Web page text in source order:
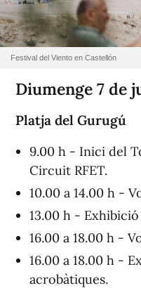
Festival del Viento en Castellón
Diumenge 7 de
Platja del Gurugú
9.00 h - Inici del
Circuit RFET.
10.00 a 14.00 h -
13.00 h -
16.00 a 18.00 h -
16.00 a 18.00 h -
acrobàtiques.